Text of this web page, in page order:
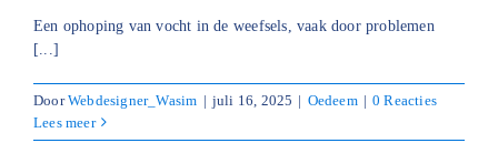
Een ophoping van vocht in de weefsels, vaak door problemen
[...]
DoorWebdesigner_Wasim | juli 16, 2025 | Oedeem | 0 Reacties
Lees meer